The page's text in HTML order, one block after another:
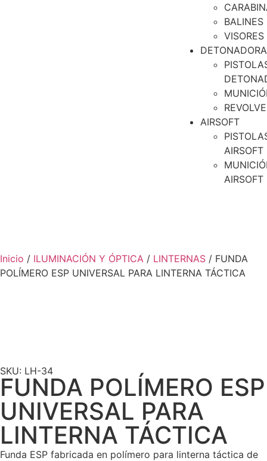
BALINES
VISORES
AIRSOFT
AIRSOFT
AIRSOFT
Inicio / ILUMINACIÓN Y ÓPTICA / LINTERNAS / FUNDA
POLÍMERO ESP UNIVERSAL PARA LINTERNA TÁCTICA
SKU: LH-34
FUNDA POLÍMERO ESP
UNIVERSAL PARA
LINTERNA TÁCTICA
Funda ESP fabricada en polímero para linterna táctica de